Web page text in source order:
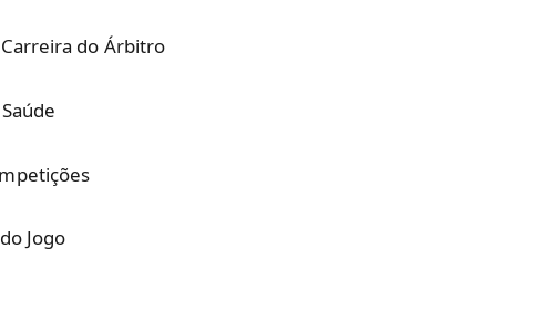
do Árbitro
Jogo